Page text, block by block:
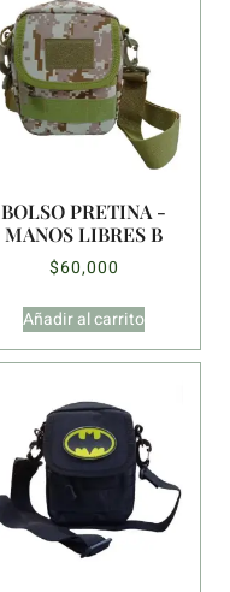
BOLSO PRETINA -
MANOS LIBRES B
$60,000
Añadir al carrito